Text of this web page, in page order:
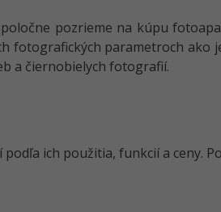
pozrieme na kúpu
fotografických parametroch ako
a čiernobielych fotografií.
ich použitia, funkcií a ceny.